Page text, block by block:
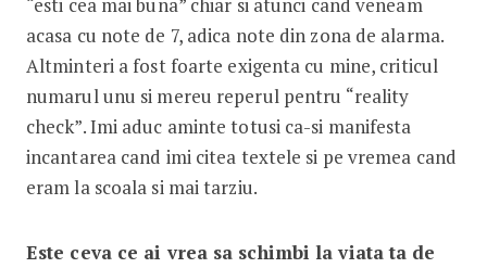
acasa cu note de 7, adica note din zona de alarma.
Altminteri a fost foarte exigenta cu mine, criticul
numarul unu si mereu reperul pentru “reality
check”. Imi aduc aminte totusi ca-si manifesta
incantarea cand imi citea textele si pe vremea cand
eram la scoala si mai tarziu.
Este ceva ce ai vrea sa schimbi la viata ta de